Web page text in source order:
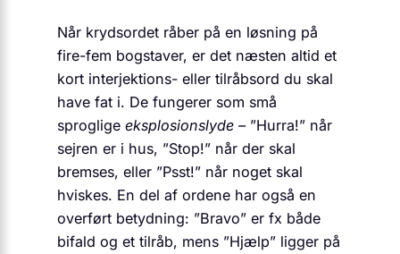
Når krydsordet råber på en løsning på
fire-fem bogstaver, er det næsten altid et
kort interjektions- eller tilråbsord du skal
have fat i. De fungerer som små
sproglige eksplosionslyde – ”Hurra!” når
sejren er i hus, ”Stop!” når der skal
bremses, eller ”Psst!” når noget skal
hviskes. En del af ordene har også en
overført betydning: ”Bravo” er fx både
bifald og et tilråb, mens ”Hjælp” ligger på